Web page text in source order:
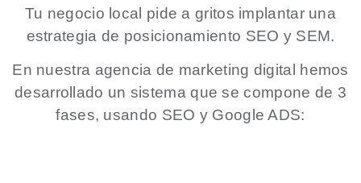
Tu negocio local pide a gritos implantar una
estrategia de posicionamiento SEO y SEM.
En nuestra agencia de marketing digital hemos
desarrollado un sistema que se compone de 3
fases, usando SEO y Google ADS: